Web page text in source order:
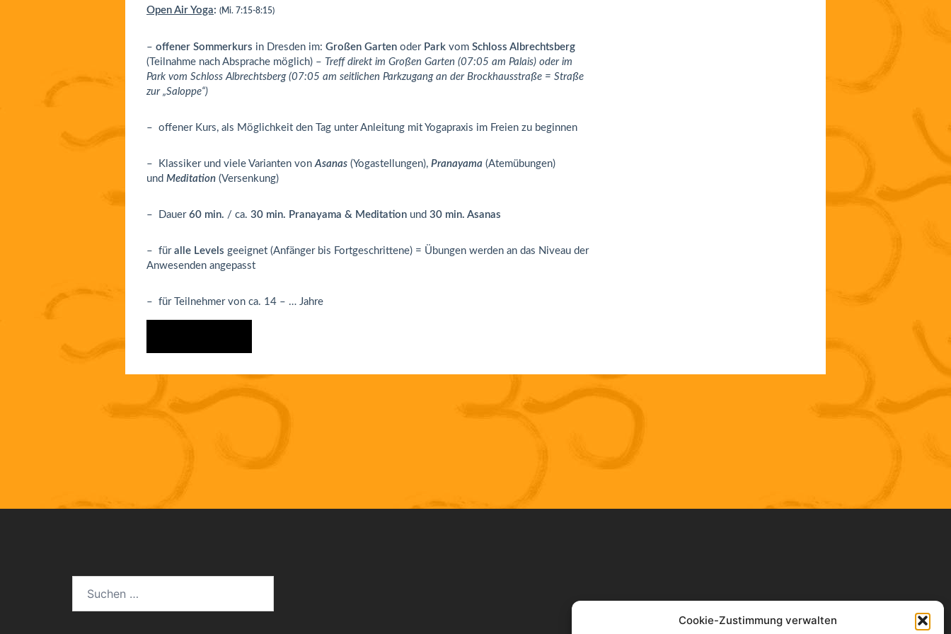
Cookie-Zustimmung verwalten
Open Air Yoga: (Mi. 7:15-8:15)
– offener Sommerkurs in Dresden im: Großen Garten oder Park vom Schloss Albrechtsberg
(Teilnahme nach Absprache möglich) – Treff direkt im Großen Garten (07:05 am Palais) oder im
Park vom Schloss Albrechtsberg (07:05 am seitlichen Parkzugang an der Brockhausstraße = Straße
zur „Saloppe“)
– offener Kurs, als Möglichkeit den Tag unter Anleitung mit Yogapraxis im Freien zu beginnen
– Klassiker und viele Varianten vonAsanas (Yogastellungen), Pranayama (Atemübungen)
und Meditation (Versenkung)
– Dauer 60 min. / ca. 30 min. Pranayama & Meditation und 30 min. Asanas
– für alle Levels geeignet (Anfänger bis Fortgeschrittene) = Übungen werden an das Niveau der
Anwesenden angepasst
– für Teilnehmer von ca. 14 – … Jahre